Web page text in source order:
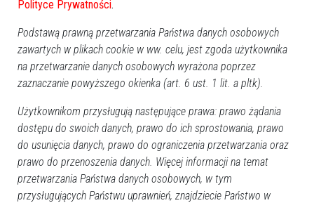
Polityce Prywatności.
Podstawą prawną przetwarzania Państwa danych osobowych
zawartych w plikach cookie w ww. celu, jest zgoda użytkownika
na przetwarzanie danych osobowych wyrażona poprzez
zaznaczanie powyższego okienka (art. 6 ust. 1 lit. a pltk).
Użytkownikom przysługują następujące prawa: prawo żądania
dostępu do swoich danych, prawo do ich sprostowania, prawo
do usunięcia danych, prawo do ograniczenia przetwarzania oraz
prawo do przenoszenia danych. Więcej informacji na temat
przetwarzania Państwa danych osobowych, w tym
przysługujących Państwu uprawnień, znajdziecie Państwo w